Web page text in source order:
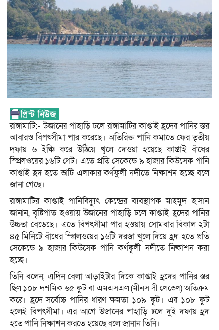
রাঙ্গামাটি:- উজানের পাহাড়ি ঢলে রাঙ্গামাটির কাপ্তাই হ্রদের পানির স্তর
আবারও বিপৎসীমা পার করেছে। অতিরিক্ত পানি কমাতে ফের তৃতীয়
দফায় ৬ ইঞ্চি করে উঠিয়ে খুলে দেওয়া হয়েছে কাপ্তাই বাঁধের
স্প্রিলওয়ের ১৬টি গেট। এতে প্রতি সেকেন্ডে ৯ হাজার কিউসেক পানি
কাপ্তাই হ্রদ হতে ভাটি এলাকার কর্ণফুলী নদীতে নিষ্কাশন হচ্ছে বলে
জানা গেছে।
রাঙ্গামাটির কাপ্তাই পানিবিদ্যুৎ কেন্দ্রের ব্যবস্থাপক মাহমুদ হাসান
জানান, বৃষ্টিপাত হওয়ায় উজানের পাহাড়ি ঢলে কাপ্তাই হ্রদের পানির
উচ্চতা বেড়েছে। এতে বিপৎসীমা পার হওয়ায় সোমবার বিকাল ২টা
৪৫ মিনিটে বাঁধের স্প্রিলওয়ের ১৬টি দরজা খুলে দিয়ে হ্রদ হতে প্রতি
সেকেন্ডে ৯ হাজার কিউসেক পানি কর্ণফুলী নদীতে নিষ্কাশন করা
হচ্ছে।
তিনি বলেন, এদিন বেলা আড়াইটার দিকে কাপ্তাই হ্রদের পানির স্তর
ছিল ১০৮ দশমিক ৬৫ ফুট বা এমএসএল (মীনস সী লেভেল) অতিক্রম
করে। হ্রদে সর্বোচ্চ পানির ধারণ ক্ষমতা ১০৯ ফুট। এর ১০৮ ফুট
হলেই বিপৎসীমা। এর আগে উজানের পাহাড়ি ঢলে দুই দফায় হ্রদ
হতে পানি নিষ্কাশন করতে হয়েছে বলে জানান তিনি।